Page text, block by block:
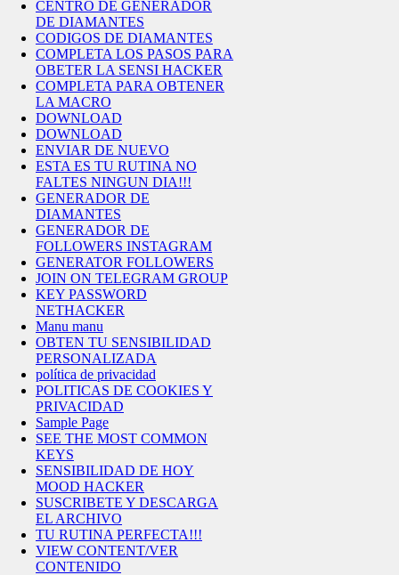
CENTRO DE GENERADOR
DE DIAMANTES
CODIGOS DE DIAMANTES
COMPLETA LOS PASOS PARA
OBETER LA SENSI HACKER
COMPLETA PARA OBTENER
LA MACRO
DOWNLOAD
DOWNLOAD
ENVIAR DE NUEVO
ESTA ES TU RUTINA NO
FALTES NINGUN DIA!!!
GENERADOR DE
DIAMANTES
GENERADOR DE
FOLLOWERS INSTAGRAM
GENERATOR FOLLOWERS
JOIN ON TELEGRAM GROUP
KEY PASSWORD
NETHACKER
Manu manu
OBTEN TU SENSIBILIDAD
PERSONALIZADA
política de privacidad
POLITICAS DE COOKIES Y
PRIVACIDAD
Sample Page
SEE THE MOST COMMON
KEYS
SENSIBILIDAD DE HOY
MOOD HACKER
SUSCRIBETE Y DESCARGA
EL ARCHIVO
TU RUTINA PERFECTA!!!
VIEW CONTENT/VER
CONTENIDO